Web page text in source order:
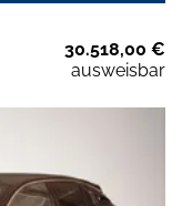
30.518,00 €
ausweisbar